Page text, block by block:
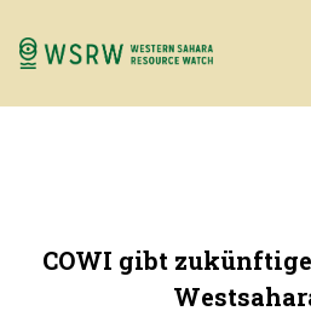
COWI gibt